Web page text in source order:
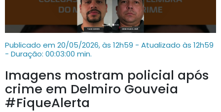
Publicado em 20/05/2026, às 12h59 - Atualizado às 12h59
- Duração: 00:03:00 min.
Imagens mostram policial após
crime em Delmiro Gouveia
#FiqueAlerta